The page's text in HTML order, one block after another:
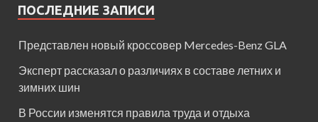
ПОСЛЕДНИЕ ЗАПИСИ
Представлен новый кроссовер Mercedes-Benz GLA
Эксперт рассказал о различиях в составе летних и
зимних шин
В России изменятся правила труда и отдыха